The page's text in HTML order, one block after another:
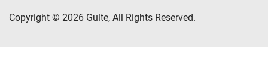
Copyright © 2026 Gulte, All Rights Reserved.